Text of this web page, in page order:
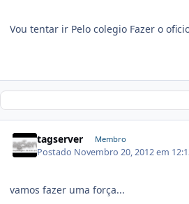
Vou tentar ir Pelo colegio Fazer o
tagserver Membro
Postado Novembro 20, 2012 em
vamos fazer uma força...